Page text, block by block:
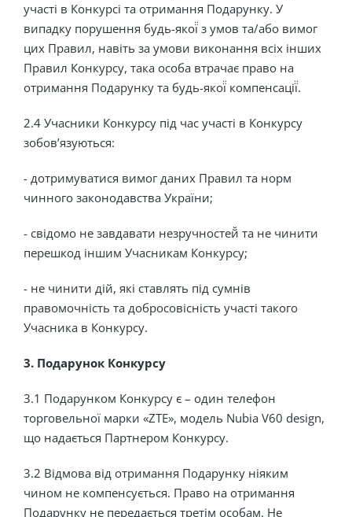
участі в Конкурсі та отримання Подарунку. У
випадку порушення будь-якої̈ з умов та/або вимог
цих Правил, навіть за умови виконання всіх інших
Правил Конкурсу, така особа втрачає право на
отримання Подарунку та будь-якої̈ компенсації̈.
2.4 Учасники Конкурсу під час участі в Конкурсу
зобов’язуються:
- дотримуватися вимог даних Правил та норм
чинного законодавства України;
- свідомо не завдавати незручностей̆ та не чинити
перешкод іншим Учасникам Конкурсу;
- не чинити дій, які ставлять під сумнів
правомочність та добросовісність участі такого
Учасника в Конкурсу.
3. Подарунок Конкурсу
3.1 Подарунком Конкурсу є – один телефон
торговельної марки «ZTE», модель Nubia V60 design,
що надається Партнером Конкурсу.
3.2 Відмова від отримання Подарунку ніяким
чином не компенсується. Право на отримання
Подарунку не передається третім особам. Не